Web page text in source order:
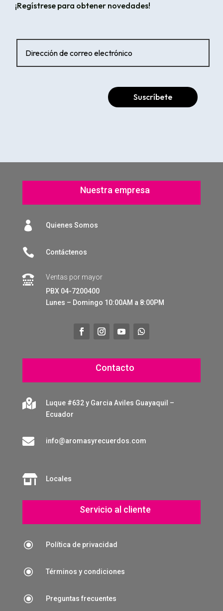
¡Regístrese para obtener novedades!
Suscríbete
Nuestra empresa
 Quienes Somos
 Contáctenos

Ventas por mayor
PBX 04-7200400
Lunes – Domingo 10:00AM a 8:00PM
Contacto

Luque #632 y Garcia Aviles Guayaquil –
Ecuador
 info@aromasyrecuerdos.com
 Locales
Servicio al cliente
\ Política de privacidad
\ Términos y condiciones
\ Preguntas frecuentes